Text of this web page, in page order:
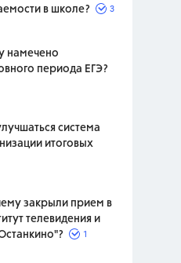
в школе?
3
намечено
периода ЕГЭ?
система
итоговых
закрыли прием в
телевидения и
1